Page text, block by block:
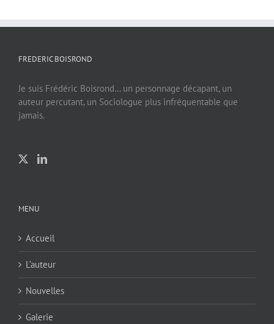
FREDERIC BOISROND
Je suis Frédéric Boisrond… un personnage décapant, un
auteur percutant, un Sociologue plus infréquentable que
jamais.
MENU
Accueil
L’auteur
Nouvelles
Galerie